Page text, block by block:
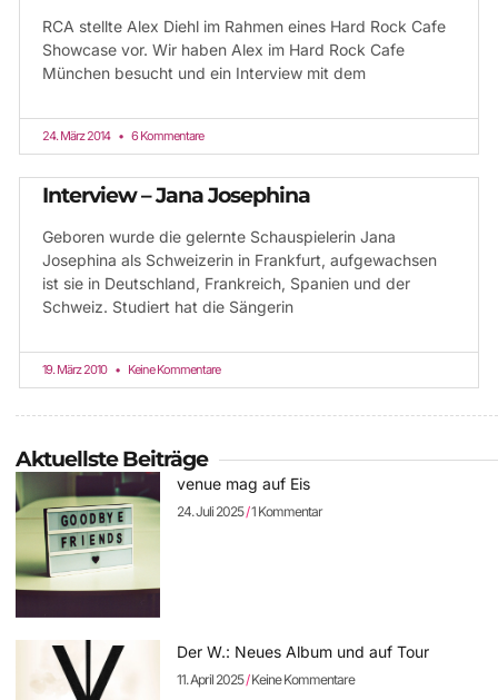
RCA stellte Alex Diehl im Rahmen eines Hard Rock Cafe
Showcase vor. Wir haben Alex im Hard Rock Cafe
München besucht und ein Interview mit dem
24. März 2014 6 Kommentare
Interview – Jana Josephina
Geboren wurde die gelernte Schauspielerin Jana
Josephina als Schweizerin in Frankfurt, aufgewachsen
ist sie in Deutschland, Frankreich, Spanien und der
Schweiz. Studiert hat die Sängerin
19. März 2010 Keine Kommentare
Aktuellste Beiträge
venue mag auf Eis
24. Juli 2025 1 Kommentar
Der W.: Neues Album und auf Tour
11. April 2025 Keine Kommentare